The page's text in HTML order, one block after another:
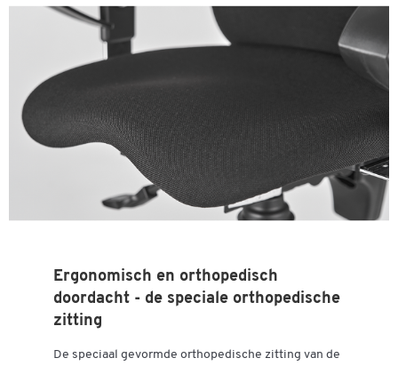
Ergonomisch en orthopedisch
doordacht - de speciale orthopedische
zitting
De speciaal gevormde orthopedische zitting van de
Dubbelklik om in te zoomen